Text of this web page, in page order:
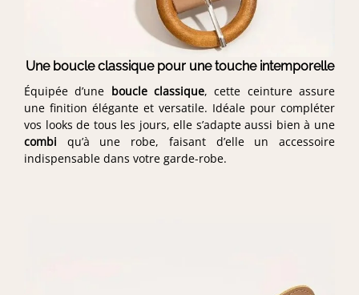
Une boucle classique pour une touche intemporelle
Équipée d’une boucle classique, cette ceinture assure
une finition élégante et versatile. Idéale pour compléter
vos looks de tous les jours, elle s’adapte aussi bien à une
combi qu’à une robe, faisant d’elle un accessoire
indispensable dans votre garde-robe.